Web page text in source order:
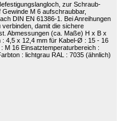
zur Schraub-
M 6 aufschraubbar,
DIN EN 61386-1. Bei Anreihungen
damit die sichere
Abmessungen (ca. Maße) H x B x
: 4,5 x 12,4 mm für Kabel-Ø : 15 - 16
M 16 Einsatztemperaturbereich :
: lichtgrau RAL : 7035 (ähnlich)